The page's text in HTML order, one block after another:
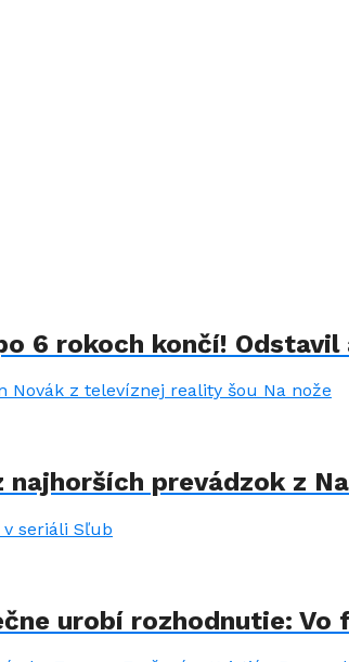
6 rokoch končí!
najhorších prevádzok z
urobí rozhodnutie: